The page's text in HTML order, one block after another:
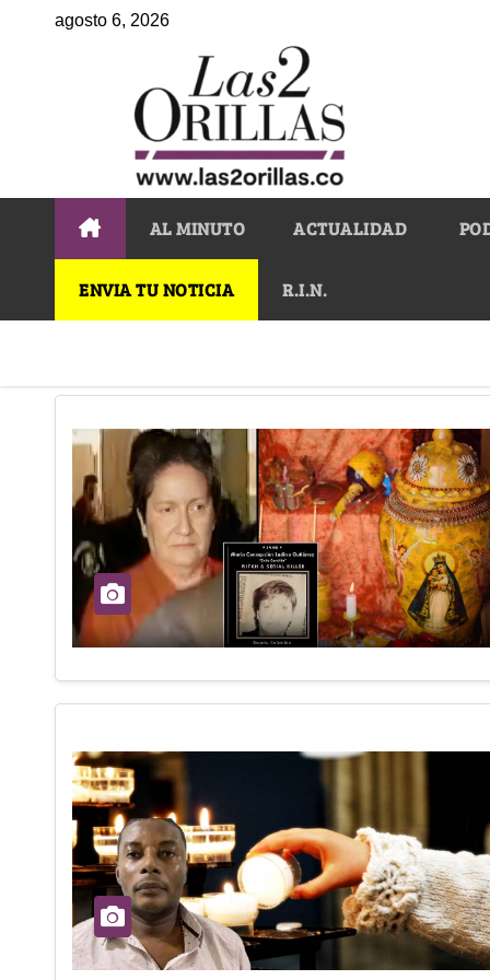
agosto 6, 2026
AL MINUTO ACTUALIDAD
ENVIA TU NOTICIA R.I.N.